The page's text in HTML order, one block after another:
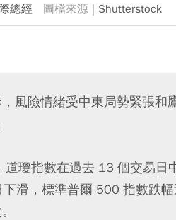
總經 Shutterstock
風險情緒受中東局勢緊張和
瓊指數在過去 13 個交易日
滑，標準普爾 500 指數跌